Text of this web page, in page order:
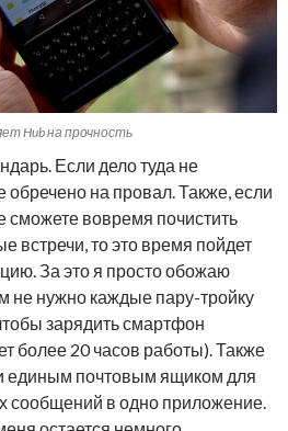
Hub на прочность
Если дело туда не
обречено на провал. Также, если
сможете вовремя почистить
встречи, то это время пойдет
За это я просто обожаю
не нужно каждые пару-тройку
зарядить смартфон
более 20 часов работы). Также
единым почтовым ящиком для
сообщений в одно приложение.